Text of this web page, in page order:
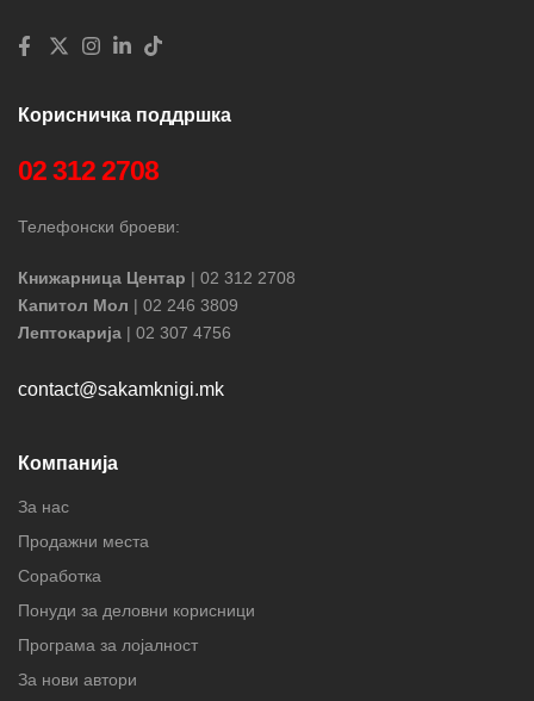
Корисничка поддршка
02 312 2708
Телефонски броеви:
Книжарница Центар | 02 312 2708
Капитол Мол | 02 246 3809
Лептокарија | 02 307 4756
contact@sakamknigi.mk
Компанија
За нас
Продажни места
Соработка
Понуди за деловни корисници
Програма за лојалност
За нови автори